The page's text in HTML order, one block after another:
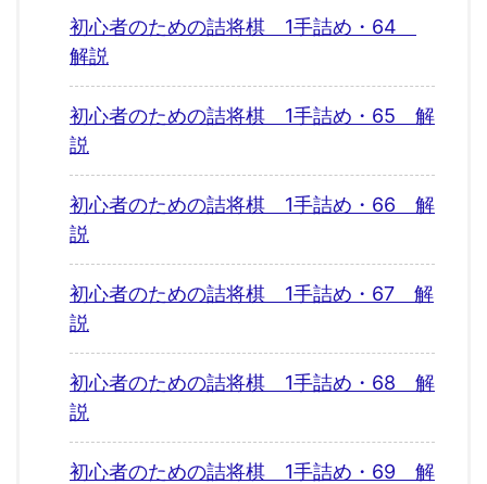
初心者のための詰将棋 1手詰め・64
解説
初心者のための詰将棋 1手詰め・65 解
説
初心者のための詰将棋 1手詰め・66 解
説
初心者のための詰将棋 1手詰め・67 解
説
初心者のための詰将棋 1手詰め・68 解
説
初心者のための詰将棋 1手詰め・69 解